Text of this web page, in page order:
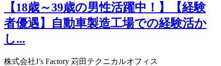
【18歳～39歳の男性活躍中！】【経験
者優遇】自動車製造工場での経験活か
し...
株式会社J’s Factory 苅田テクニカルオフィス